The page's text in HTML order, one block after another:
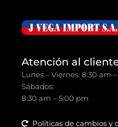
Atención al
Lunes – Viernes: 8:30 am
Sábados:
8:30 am – 5:00 pm
Políticas de cambios y